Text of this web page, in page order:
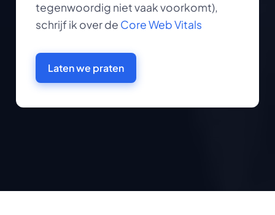
tegenwoordig niet vaak voorkomt),
schrijf ik over de Core Web Vitals
Laten we praten